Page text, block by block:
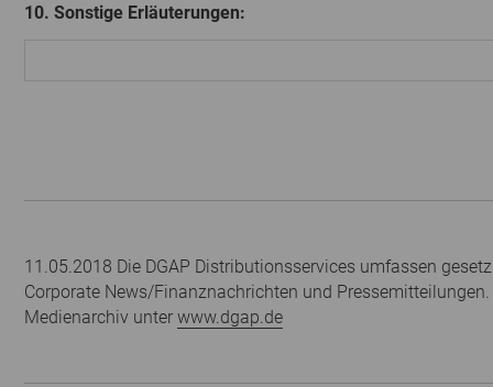
10. Sonstige Erläuterungen:
11.05.2018 Die DGAP Distributionsservices umfassen
Corporate News/Finanznachrichten und Pressemitteilungen.
Medienarchiv unter www.dgap.de